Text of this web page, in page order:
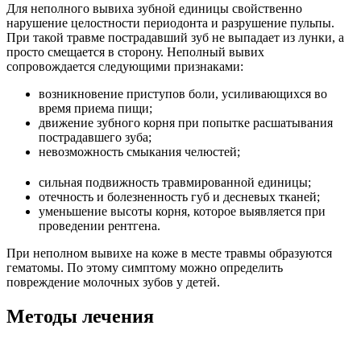
Для неполного вывиха зубной единицы свойственно
нарушение целостности периодонта и разрушение пульпы.
При такой травме пострадавший зуб не выпадает из лунки, а
просто смещается в сторону. Неполный вывих
сопровождается следующими признаками:
возникновение приступов боли, усиливающихся во
время приема пищи;
движение зубного корня при попытке расшатывания
пострадавшего зуба;
невозможность смыкания челюстей;
сильная подвижность травмированной единицы;
отечность и болезненность губ и десневых тканей;
уменьшение высоты корня, которое выявляется при
проведении рентгена.
При неполном вывихе на коже в месте травмы образуются
гематомы. По этому симптому можно определить
повреждение молочных зубов у детей.
Методы лечения